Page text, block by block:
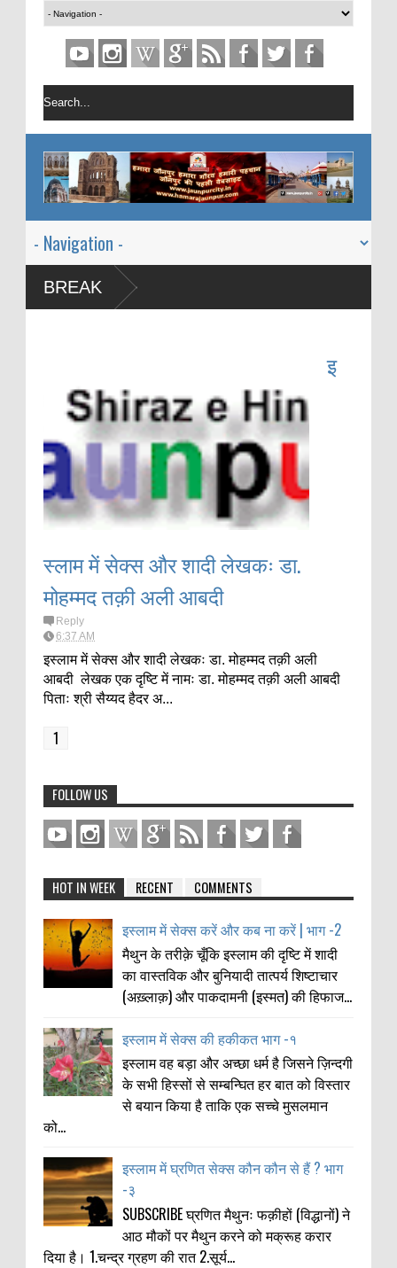
BREAK
इ
स्लाम में सेक्स और शादी लेखकः डा.
मोहम्मद तक़ी अली आबदी
Reply
6:37 AM
इस्लाम में सेक्स और शादी लेखकः डा. मोहम्मद तक़ी अली
आबदी लेखक एक दृष्टि में नामः डा. मोहम्मद तक़ी अली आबदी
पिताः श्री सैय्यद हैदर अ...
1
FOLLOW US
HOT IN WEEK RECENT COMMENTS
इस्लाम में सेक्स करें और कब ना करें | भाग -2
मैथुन के तरीक़े चूँकि इस्लाम की दृष्टि में शादी
का वास्तविक और बुनियादी तात्पर्य शिष्टाचार
(अख़्लाक़) और पाकदामनी (इस्मत) की हिफाज...
इस्लाम में सेक्स की हकीकत भाग -१
इस्लाम वह बड़ा और अच्छा धर्म है जिसने ज़िन्दगी
के सभी हिस्सों से सम्बन्घित हर बात को विस्तार
से बयान किया है ताकि एक सच्चे मुसलमान
को...
इस्लाम में घ्रणित सेक्स कौन कौन से हैं ? भाग
-३
SUBSCRIBE घ्रणित मैथुनः फक़ीहों (विद्धानों) ने
आठ मौकों पर मैथुन करने को मक्रूह करार
दिया है। 1.चन्द्र ग्रहण की रात 2.सूर्य...